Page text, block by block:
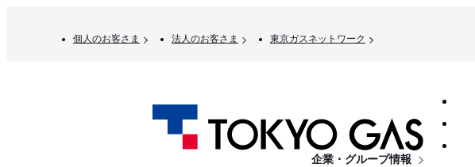
個人のお客さま 法人のお客さま 東京ガスネットワーク
企業・グループ情報